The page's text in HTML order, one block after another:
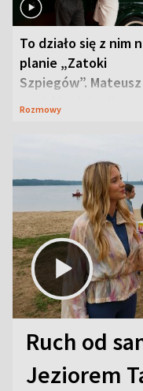
To działo się z nim
planie „Zatoki
Szpiegów”. Mateusz
Janicki odsłonił
Rozmowy
Ruch od
Jeziorem